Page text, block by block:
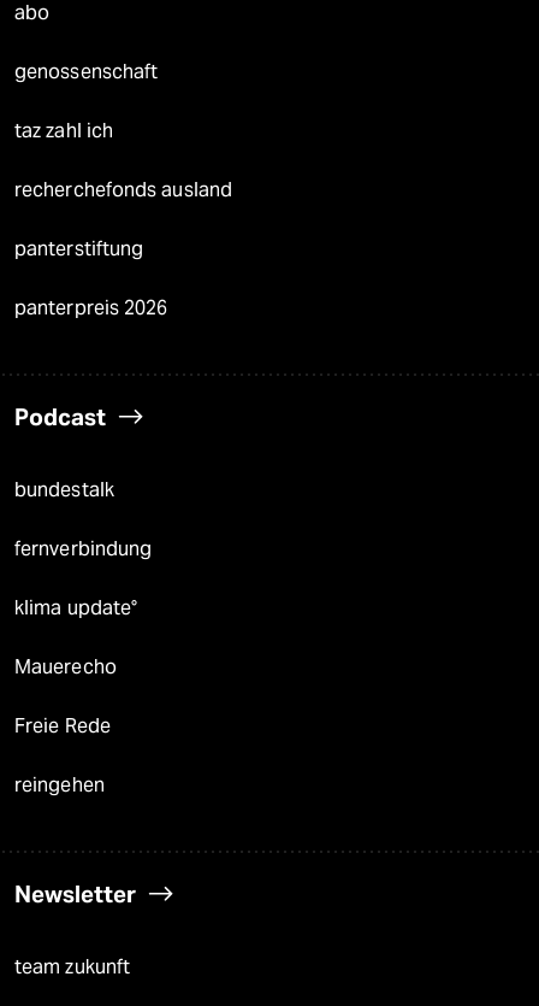
abo
genossenschaft
taz zahl ich
recherchefonds ausland
panterstiftung
panterpreis 2026
Podcast
bundestalk
fernverbindung
klima update°
Mauerecho
Freie Rede
reingehen
Newsletter
team zukunft